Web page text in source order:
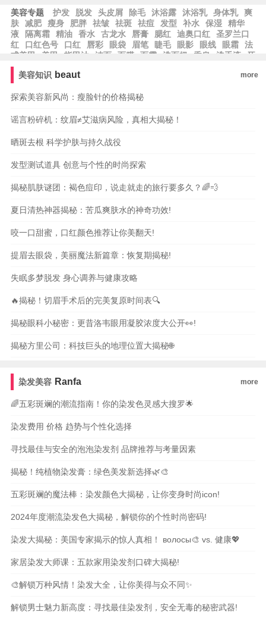
美容专题 护发 脱发 头皮屑 除毛 沐浴露 沐浴乳 身体乳
爽
肤
减肥 瘦身 肥胖 祛皱 祛斑 祛痘 发型 补水 保湿
精华
液
隔离霜 精油 香水 古龙水 唇膏 腮红 迪奥口红
圣罗兰口
红
口红色号 口红 唇彩 眼袋 眉笔 睫毛 眼影 眼线 眼霜
法
式美甲
美甲 指甲油 洁面 面膜 面霜 洗面奶 香皂 洗手液
牙
膏
美容知识 beaut more
探索美容新风尚：瘦脸针的价格揭秘
谣言粉碎机：纹眉≠艾滋病风险，真相大揭秘！
晒斑去根 科学护肤与持久战役
发型测试道具 创意与个性的时尚探索
揭秘肌肤谜团：褐色痘印，说走就走的旅行要多久？🌈💨
夏日清热神器揭秘：苦瓜爽肤水的神奇功效!
咬一口甜蜜，口红颜色推荐让你美翻天!
提眉去眼袋，美丽魔法新篇章：恢复期揭秘!
失眠多梦脱发 身心调养与健康攻略
🔥揭秘！切眉手术后的完美复原时间表🔍
揭秘眼科小秘密：更昔洛韦眼用凝胶浓度大公开👀!
揭秘方里公司：科技巨头的地理位置大揭秘🌐
染发美容 Ranfa more
🌈五彩斑斓的潮流指南！你的染发色灵感大搜罗🌟
染发费用 价格 趋势与个性化选择
寻找最佳与安全的泡泡染发剂 品牌推荐与考量因素
揭秘！纯植物染发膏：绿色美发新选择🌿🎨
五彩斑斓的魔法棒：染发颜色大揭秘，让你变身时尚icon!
2024年度潮流染发色大揭秘，解锁你的个性时尚密码!
染发大揭秘：美国专家揭示的惊人真相！ волосы🎨 vs. 健康💖
家居染发大师课：五款家用染发剂口碑大揭秘!
🎨解锁万种风情！染发大全，让你美得与众不同✨
解锁男士魅力新高度：寻找最佳染发剂，安全无毒的秘密武器!